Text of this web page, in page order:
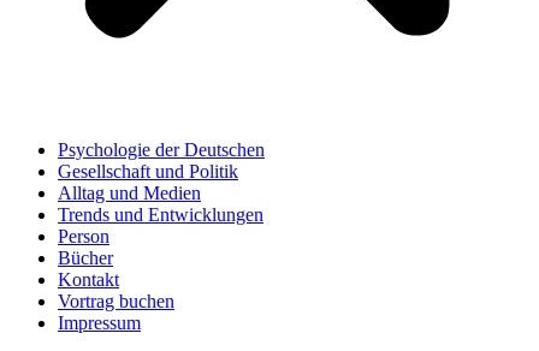
Psychologie der Deutschen
Gesellschaft und Politik
Alltag und Medien
Trends und Entwicklungen
Person
Bücher
Kontakt
Vortrag buchen
Impressum